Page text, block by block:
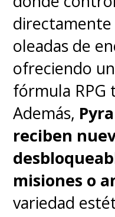
Donde sí le
favor es en
trajes el
directamente
oleadas de
ofreciendo
fórmula RPG
Además,
reciben
misiones o
variedad